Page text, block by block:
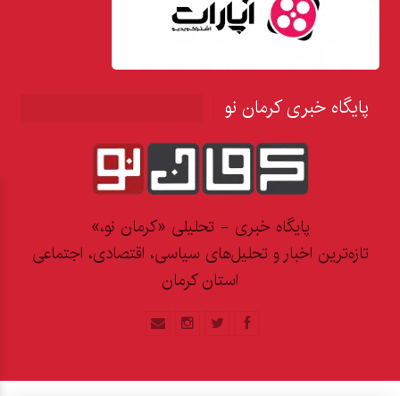
پایگاه خبری کرمان نو
پایگاه خبری - تحلیلی «کرمان نو،»
تازه‌ترین اخبار و تحلیل‌های سیاسی، اقتصادی، اجتماعی
استان کرمان